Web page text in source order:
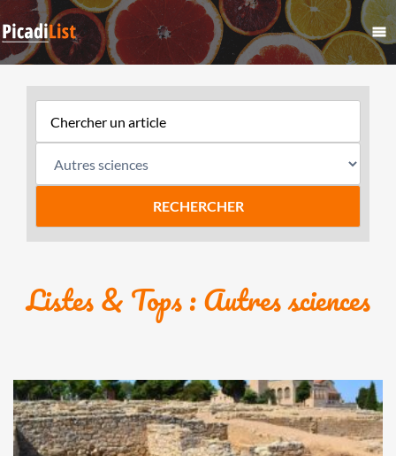
Listes & Tops : Autres sciences